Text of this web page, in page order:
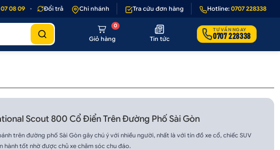
08 09 • Đổi trả 1 - 1 nếu sản phẩm lỗi hoặc không đúng hình ảnh • Giảm 50.000₫ phí
Chi nhánh Tra cứu đơn hàng Hotline: 0707 228338
Giỏ hàng
0
Tin tức
TƯ VẤN NGAY
0707 228338
Scout 800 Cổ Điển Trên Đường Phố Sài Gòn
trên đường phố Sài Gòn gây chú ý với nhiều người, nhất là với tín đồ xe cổ, chiếc SUV
hành tốt nhờ được chủ xe chăm sóc chu đáo.